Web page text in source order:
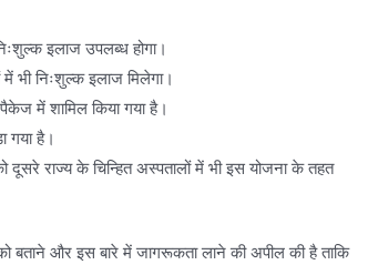
इलाज उपलब्ध होगा।
भी निःशुल्क इलाज मिलेगा।
में शामिल किया गया है।
गया है।
दूसरे राज्य के चिन्हित अस्पतालों में भी इस योजना के तहत
बताने और इस बारे में जागरूकता लाने की अपील की है ताकि